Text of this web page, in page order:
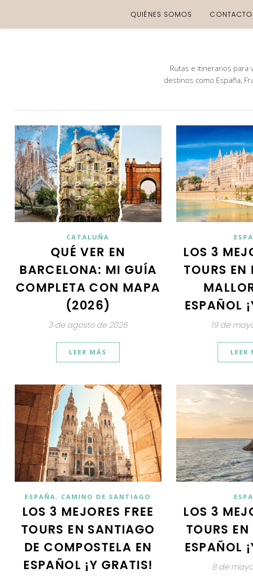
QUIÉNES SOMOS CONTACTO
Rutas e itinerarios para
destinos como España,
CATALUÑA
QUÉ VER EN
BARCELONA: MI GUÍA
COMPLETA CON MAPA
(2026)
3 de agosto de 2026
LEER MÁS
LOS 3
TOURS EN
ESPAÑOL
19 de
LEER
ESPAÑA, CAMINO DE SANTIAGO
LOS 3 MEJORES FREE
TOURS EN SANTIAGO
DE COMPOSTELA EN
ESPAÑOL ¡Y GRATIS!
LOS 3
TOURS
ESPAÑOL
8 de